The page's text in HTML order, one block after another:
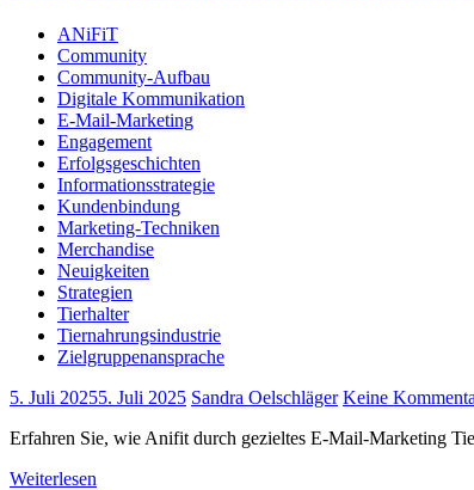
ANiFiT
Community
Community-Aufbau
Digitale Kommunikation
E-Mail-Marketing
Engagement
Erfolgsgeschichten
Informationsstrategie
Kundenbindung
Marketing-Techniken
Merchandise
Neuigkeiten
Strategien
Tierhalter
Tiernahrungsindustrie
Zielgruppenansprache
5. Juli 20255. Juli 2025 Sandra Oelschläger Keine
Erfahren Sie, wie Anifit durch gezieltes E-Mail-Marketing
Weiterlesen